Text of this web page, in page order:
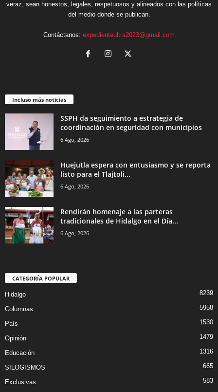
veraz, sean honestos, legales, respetuosos y alineados con las políticas
del medio donde se publican.
Contáctanos: expedienteultra2023@gmail.com
Incluso más noticias
SSPH da seguimiento a estrategia de
coordinación en seguridad con municipios
6 Ago, 2026
Huejutla espera con entusiasmo y se reporta
listo para el Tlajtoli...
6 Ago, 2026
Rendirán homenaje a las parteras
tradicionales de Hidalgo en el Día...
6 Ago, 2026
CATEGORÍA POPULAR
Hidalgo 8239
Columnas 5958
País 1530
Opinión 1479
Educación 1316
SILOGISMOS 665
Exclusivas 583